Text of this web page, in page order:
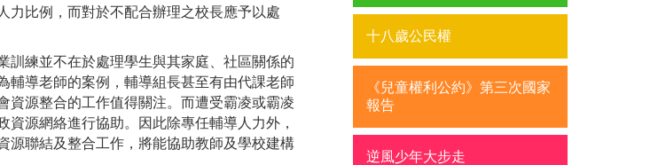
力比例，而對於不配合辦理之校長應予以處
練並不在於處理學生與其家庭、社區關係的
輔導老師的案例，輔導組長甚至有由代課老師
資源整合的工作值得關注。而遭受霸凌或霸凌
源網絡進行協助。因此除專任輔導人力外，
源聯結及整合工作，將能協助教師及學校建構
十八歲公民權
《兒童權利公約》第三次國家
報告
逆風少年大步走